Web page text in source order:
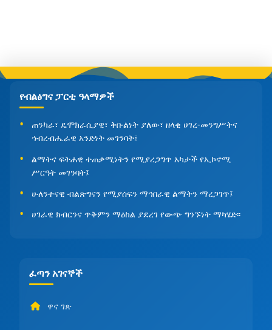
የብልፅግና ፓርቲ ዓላማዎች
ጠንካራ፣ ዴሞክራሲያዊ፣ ቅቡልነት ያለው፣ ዘላቂ ሀገረ-መንግሥትና
ኅብረብሔራዊ አንድነት መገንባት፤
ልማትና ፍትሐዊ ተጠቃሚነትን የሚያረጋግጥ አካታች የኢኮኖሚ
ሥርዓት መገንባት፤
ሁለንተናዊ ብልጽግናን የሚያሰፍን ማኅበራዊ ልማትን ማረጋገጥ፤
ሀገራዊ ክብርንና ጥቅምን ማዕከል ያደረገ የውጭ ግንኙነት ማካሄድ፡፡
ፈጣን አገናኞች
ዋና ገጽ